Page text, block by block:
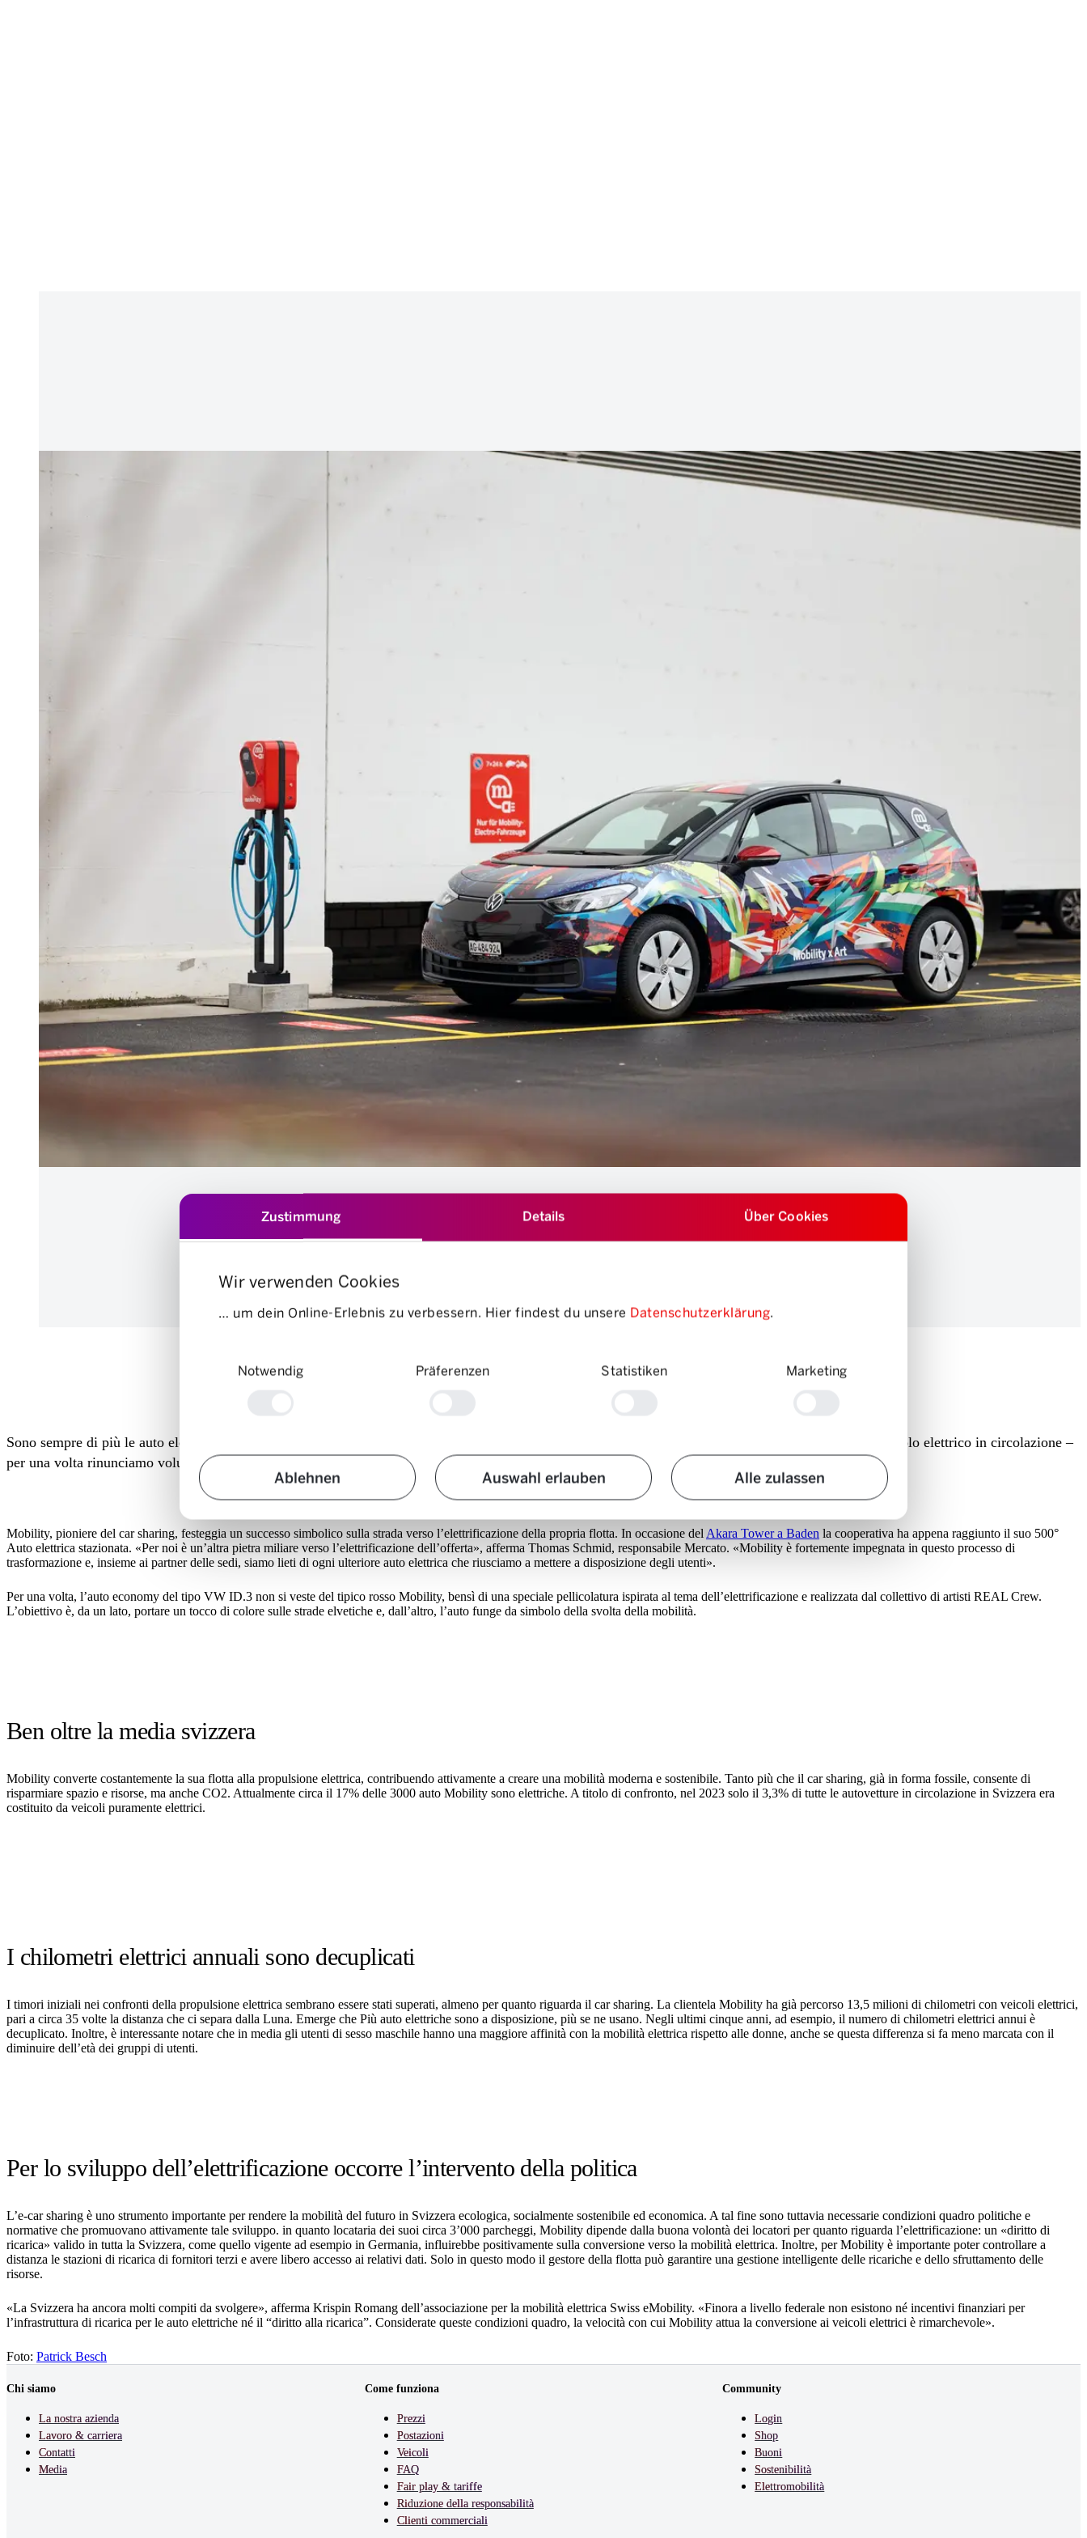
Zustimmung Details Über Cookies
Wir verwenden Cookies
… um dein Online-Erlebnis zu verbessern. Hier findest du unsere Datenschutzerklärung.
Notwendig
Präferenzen Statistiken Marketing
Ablehnen Auswahl erlauben Alle zulassen
Sono sempre di più le auto elettriche Mobility. E questo nonostante le numerose sfide normative e organizzative. Ora la cooperativa accetta il 500° Veicolo elettrico in circolazione –
per una volta rinunciamo volutamente al colore rosso.
Mobility, pioniere del car sharing, festeggia un successo simbolico sulla strada verso l’elettrificazione della propria flotta. In occasione del Akara Tower a Baden la cooperativa ha appena raggiunto il suo 500°
Auto elettrica stazionata. «Per noi è un’altra pietra miliare verso l’elettrificazione dell’offerta», afferma Thomas Schmid, responsabile Mercato. «Mobility è fortemente impegnata in questo processo di
trasformazione e, insieme ai partner delle sedi, siamo lieti di ogni ulteriore auto elettrica che riusciamo a mettere a disposizione degli utenti».
Per una volta, l’auto economy del tipo VW ID.3 non si veste del tipico rosso Mobility, bensì di una speciale pellicolatura ispirata al tema dell’elettrificazione e realizzata dal collettivo di artisti REAL Crew.
L’obiettivo è, da un lato, portare un tocco di colore sulle strade elvetiche e, dall’altro, l’auto funge da simbolo della svolta della mobilità.
Ben oltre la media svizzera
Mobility converte costantemente la sua flotta alla propulsione elettrica, contribuendo attivamente a creare una mobilità moderna e sostenibile. Tanto più che il car sharing, già in forma fossile, consente di
risparmiare spazio e risorse, ma anche CO2. Attualmente circa il 17% delle 3000 auto Mobility sono elettriche. A titolo di confronto, nel 2023 solo il 3,3% di tutte le autovetture in circolazione in Svizzera era
costituito da veicoli puramente elettrici.
I chilometri elettrici annuali sono decuplicati
I timori iniziali nei confronti della propulsione elettrica sembrano essere stati superati, almeno per quanto riguarda il car sharing. La clientela Mobility ha già percorso 13,5 milioni di chilometri con veicoli elettrici,
pari a circa 35 volte la distanza che ci separa dalla Luna. Emerge che Più auto elettriche sono a disposizione, più se ne usano. Negli ultimi cinque anni, ad esempio, il numero di chilometri elettrici annui è
decuplicato. Inoltre, è interessante notare che in media gli utenti di sesso maschile hanno una maggiore affinità con la mobilità elettrica rispetto alle donne, anche se questa differenza si fa meno marcata con il
diminuire dell’età dei gruppi di utenti.
Per lo sviluppo dell’elettrificazione occorre l’intervento della politica
L’e-car sharing è uno strumento importante per rendere la mobilità del futuro in Svizzera ecologica, socialmente sostenibile ed economica. A tal fine sono tuttavia necessarie condizioni quadro politiche e
normative che promuovano attivamente tale sviluppo. in quanto locataria dei suoi circa 3’000 parcheggi, Mobility dipende dalla buona volontà dei locatori per quanto riguarda l’elettrificazione: un «diritto di
ricarica» valido in tutta la Svizzera, come quello vigente ad esempio in Germania, influirebbe positivamente sulla conversione verso la mobilità elettrica. Inoltre, per Mobility è importante poter controllare a
distanza le stazioni di ricarica di fornitori terzi e avere libero accesso ai relativi dati. Solo in questo modo il gestore della flotta può garantire una gestione intelligente delle ricariche e dello sfruttamento delle
risorse.
«La Svizzera ha ancora molti compiti da svolgere», afferma Krispin Romang dell’associazione per la mobilità elettrica Swiss eMobility. «Finora a livello federale non esistono né incentivi finanziari per
l’infrastruttura di ricarica per le auto elettriche né il “diritto alla ricarica”. Considerate queste condizioni quadro, la velocità con cui Mobility attua la conversione ai veicoli elettrici è rimarchevole».
Foto: Patrick Besch
Chi siamo
La nostra azienda
Lavoro & carriera
Contatti
Media
Come funziona
Prezzi
Postazioni
Veicoli
FAQ
Fair play & tariffe
Riduzione della responsabilità
Clienti commerciali
Community
Login
Shop
Buoni
Sostenibilità
Elettromobilità